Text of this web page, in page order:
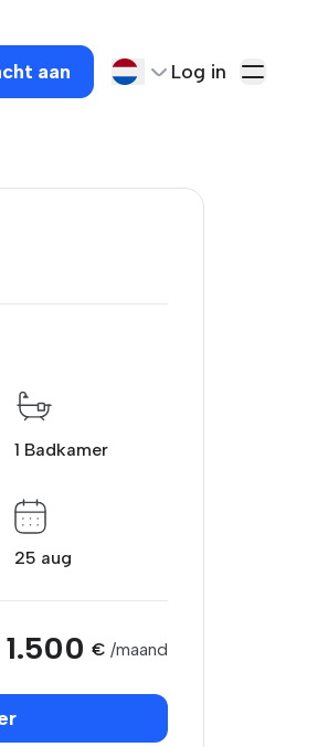
aan Log in
1 Badkamer
25 aug
1.500 € /maand